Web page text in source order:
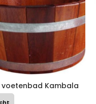
voetenbad Kambala